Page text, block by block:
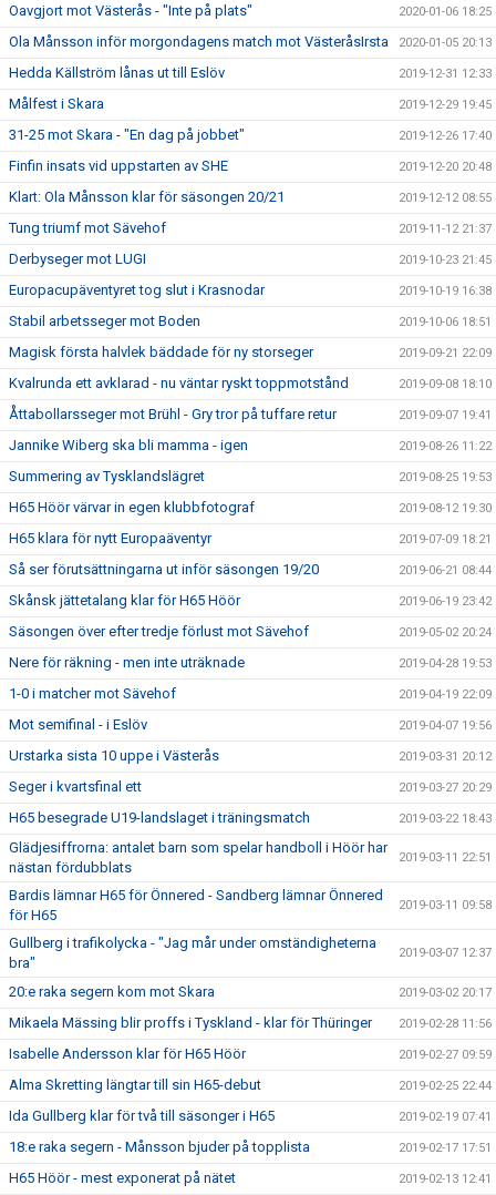
Oavgjort mot Västerås - "Inte på plats" 2020-01-06 18:25
Ola Månsson inför morgondagens match mot VästeråsIrsta 2020-01-05 20:13
Hedda Källström lånas ut till Eslöv 2019-12-31 12:33
Målfest i Skara 2019-12-29 19:45
31-25 mot Skara - "En dag på jobbet" 2019-12-26 17:40
Finfin insats vid uppstarten av SHE 2019-12-20 20:48
Klart: Ola Månsson klar för säsongen 20/21 2019-12-12 08:55
Tung triumf mot Sävehof 2019-11-12 21:37
Derbyseger mot LUGI 2019-10-23 21:45
Europacupäventyret tog slut i Krasnodar 2019-10-19 16:38
Stabil arbetsseger mot Boden 2019-10-06 18:51
Magisk första halvlek bäddade för ny storseger 2019-09-21 22:09
Kvalrunda ett avklarad - nu väntar ryskt toppmotstånd 2019-09-08 18:10
Åttabollarsseger mot Brühl - Gry tror på tuffare retur 2019-09-07 19:41
Jannike Wiberg ska bli mamma - igen 2019-08-26 11:22
Summering av Tysklandslägret 2019-08-25 19:53
H65 Höör värvar in egen klubbfotograf 2019-08-12 19:30
H65 klara för nytt Europaäventyr 2019-07-09 18:21
Så ser förutsättningarna ut inför säsongen 19/20 2019-06-21 08:44
Skånsk jättetalang klar för H65 Höör 2019-06-19 23:42
Säsongen över efter tredje förlust mot Sävehof 2019-05-02 20:24
Nere för räkning - men inte uträknade 2019-04-28 19:53
1-0 i matcher mot Sävehof 2019-04-19 22:09
Mot semifinal - i Eslöv 2019-04-07 19:56
Urstarka sista 10 uppe i Västerås 2019-03-31 20:12
Seger i kvartsfinal ett 2019-03-27 20:29
H65 besegrade U19-landslaget i träningsmatch 2019-03-22 18:43
Glädjesiffrorna: antalet barn som spelar handboll i Höör har
nästan fördubblats
2019-03-11 22:51
Bardis lämnar H65 för Önnered - Sandberg lämnar Önnered
för H65
2019-03-11 09:58
Gullberg i trafikolycka - "Jag mår under omständigheterna
bra"
2019-03-07 12:37
20:e raka segern kom mot Skara 2019-03-02 20:17
Mikaela Mässing blir proffs i Tyskland - klar för Thüringer 2019-02-28 11:56
Isabelle Andersson klar för H65 Höör 2019-02-27 09:59
Alma Skretting längtar till sin H65-debut 2019-02-25 22:44
Ida Gullberg klar för två till säsonger i H65 2019-02-19 07:41
18:e raka segern - Månsson bjuder på topplista 2019-02-17 17:51
H65 Höör - mest exponerat på nätet 2019-02-13 12:41